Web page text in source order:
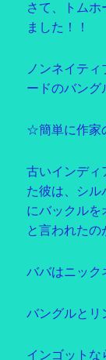
さて、トムホ
ました！！
ノンネイテ
ードのバング
☆簡単に作家
古いインディ
た彼は、シル
にバックルを
と言われたの
ババはニッ
バングルとリ
インゴットな